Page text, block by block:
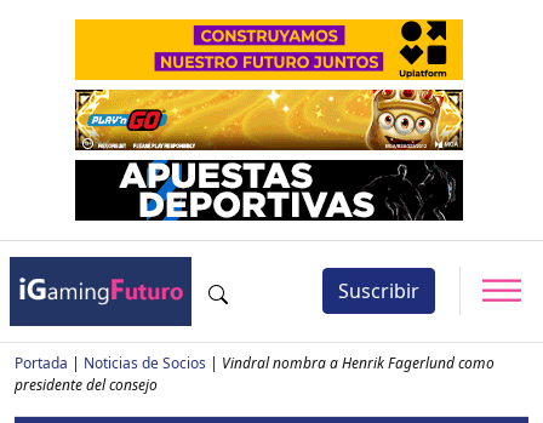
Suscribir
Portada | Noticias de Socios | Vindral nombra a Henrik Fagerlund como
presidente del consejo